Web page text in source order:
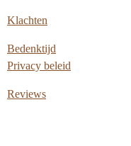
Klachten
Bedenktijd
Privacy beleid
Reviews